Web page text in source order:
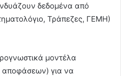
δεδομένα από
Τράπεζες, ΓΕΜΗ)
μοντέλα
αποφάσεων) για να